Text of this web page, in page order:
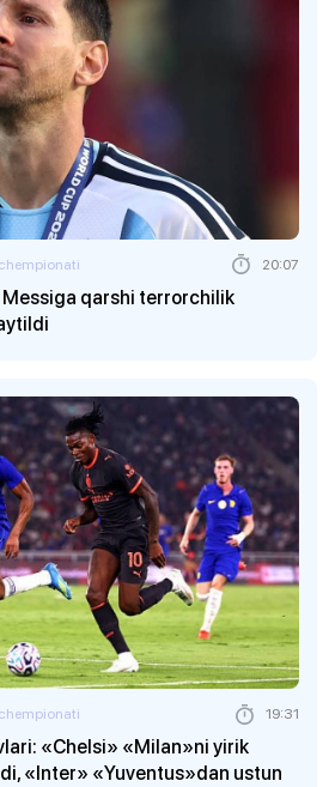
qarshi terrorchilik
20:07
«Chelsi» «Milan»ni yirik
«Inter» «Yuventus»dan ustun
19:31